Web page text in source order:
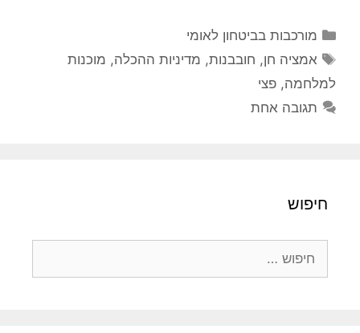
קטגוריות
מורכבות בביטחון לאומי
תגיות
אמציה חן, חובבנות, מדיניות ההכלה, מוכנות
למלחמה, פצי
תגובה אחת
חיפוש